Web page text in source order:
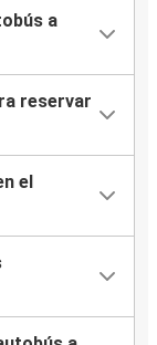
a
reservar
el